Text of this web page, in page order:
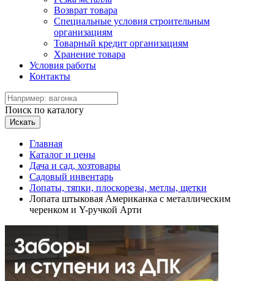
Возврат товара
Специальные условия строительным
организациям
Товарный кредит организациям
Хранение товара
Условия работы
Контакты
Поиск по каталогу
Искать
Главная
Каталог и цены
Дача и сад, хозтовары
Садовый инвентарь
Лопаты, тяпки, плоскорезы, метлы, щетки
Лопата штыковая Американка с металлическим
черенком и Y-ручкой Арти